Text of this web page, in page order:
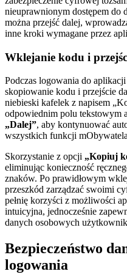
nieuprawnionym dostępem do
można przejść dalej,
inne kroki wymagane przez
Wklejanie kodu i
Podczas logowania do aplikacji
skopiowanie kodu i przejście
niebieski kafelek z napisem
odpowiednim polu tekstowym
„Dalej”, aby kontynuować
wszystkich funkcji
Skorzystanie z opcji „Kopiuj
eliminując konieczność
znaków. Po prawidłowym
przeszkód zarządzać swoimi
pełnię korzyści z możliwości
intuicyjna, jednocześnie
danych osobowych
Bezpieczeństwo
logowania